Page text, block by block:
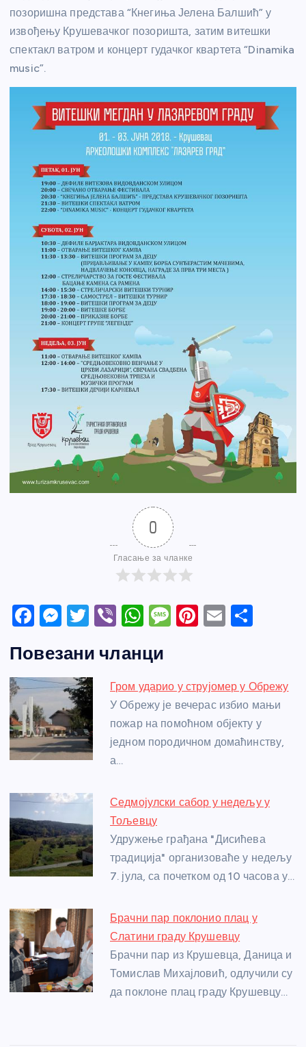
позоришна представа “Кнегиња Јелена Балшић” у
извођењу Крушевачког позоришта, затим витешки
спектакл ватром и концерт гудачког квартета “Dinamika
music”.
0
Гласање за чланке
F
c
e
b
o
o
M
ss
e
n
g
er
T
itt
er
Vi
er
W
at
s
A
p
p
M
a
g
e
Pi
e
st
E
e
Повезани чланци
Гром ударио у струјомер у Обрежу
У Обрежу је вечерас избио мањи
пожар на помоћном објекту у
једном породичном домаћинству,
а…
Седмојулски сабор у недељу у
Тољевцу
Удружење грађана "Дисићева
традиција" организоваће у недељу
7. јула, са почетком од 10 часова у…
Брачни пар поклонио плац у
Слатини граду Крушевцу
Брачни пар из Крушевца, Даница и
Томислав Михајловић, одлучили су
да поклоне плац граду Крушевцу…